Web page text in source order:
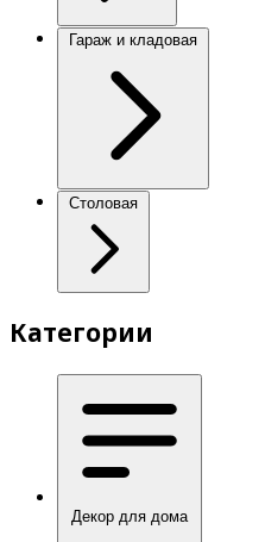
Гараж и кладовая
Столовая
Категории
Декор для дома